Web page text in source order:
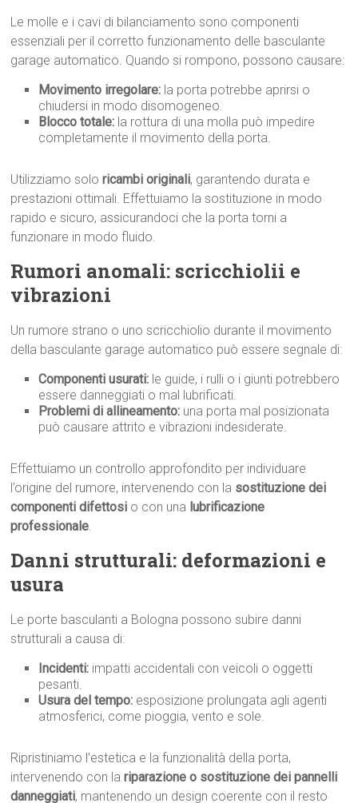
Le molle e i cavi di bilanciamento sono componenti
essenziali per il corretto funzionamento delle basculante
garage automatico. Quando si rompono, possono causare:
Movimento irregolare: la porta potrebbe aprirsi o
chiudersi in modo disomogeneo.
Blocco totale: la rottura di una molla può impedire
completamente il movimento della porta.
Utilizziamo soloricambi originali, garantendo durata e
prestazioni ottimali. Effettuiamo la sostituzione in modo
rapido e sicuro, assicurandoci che la porta torni a
funzionare in modo fluido.
Rumori anomali: scricchiolii e
vibrazioni
Un rumore strano o uno scricchiolio durante il movimento
della basculante garage automatico può essere segnale di:
Componenti usurati: le guide, i rulli o i giunti potrebbero
essere danneggiati o mal lubrificati.
Problemi di allineamento: una porta mal posizionata
può causare attrito e vibrazioni indesiderate.
Effettuiamo un controllo approfondito per individuare
l’origine del rumore, intervenendo con la sostituzione dei
componenti difettosi o con una lubrificazione
professionale.
Danni strutturali: deformazioni e
usura
Le porte basculanti a Bologna possono subire danni
strutturali a causa di:
Incidenti: impatti accidentali con veicoli o oggetti
pesanti.
Usura del tempo: esposizione prolungata agli agenti
atmosferici, come pioggia, vento e sole.
Ripristiniamo l’estetica e la funzionalità della porta,
intervenendo con lariparazione o sostituzione dei pannelli
danneggiati, mantenendo un design coerente con il resto